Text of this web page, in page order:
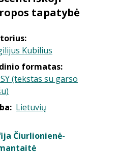
tapatybė
Kubilius
formatas:
(tekstas su garso
Lietuvių
Čiurlionienė-